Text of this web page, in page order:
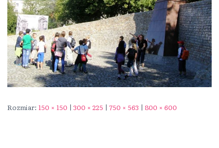
Rozmiar: 150 × 150 | 300 × 225 | 750 × 563 | 800 × 600